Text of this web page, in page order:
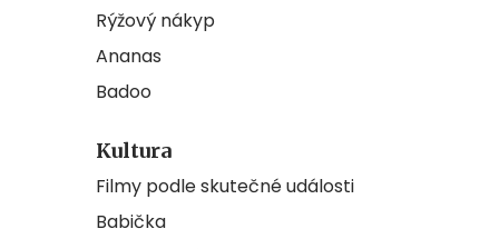
Rýžový nákyp
Ananas
Badoo
Kultura
Filmy podle skutečné události
Babička